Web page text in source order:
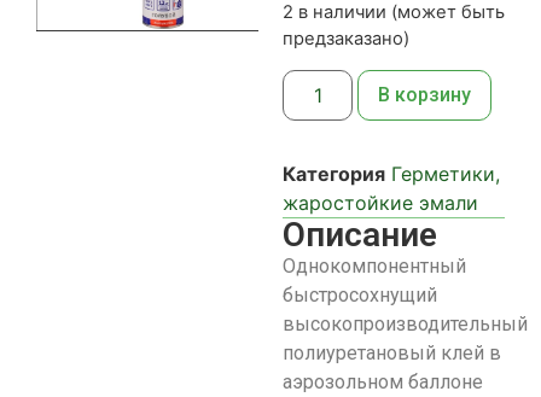
2 в наличии (может быть
предзаказано)
В корзину
Категория Герметики,
жаростойкие эмали
Описание
Однокомпонентный
быстросохнущий
высокопроизводительный
полиуретановый клей в
аэрозольном баллоне